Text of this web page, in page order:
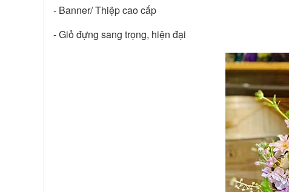
- Banner/ Thiệp cao cấp
- Giỏ đựng sang trọng, hiện đại